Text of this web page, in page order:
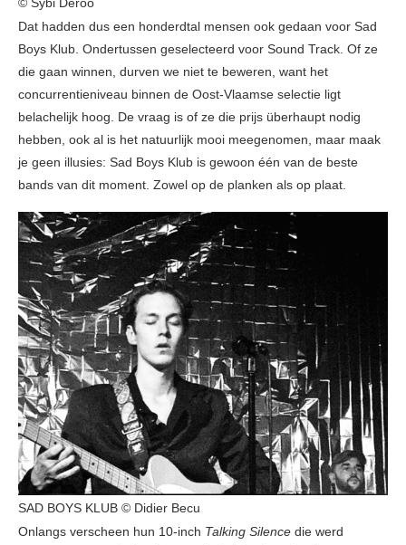
© Sybi Deroo
Dat hadden dus een honderdtal mensen ook gedaan voor Sad
Boys Klub. Ondertussen geselecteerd voor Sound Track. Of ze
die gaan winnen, durven we niet te beweren, want het
concurrentieniveau binnen de Oost-Vlaamse selectie ligt
belachelijk hoog. De vraag is of ze die prijs überhaupt nodig
hebben, ook al is het natuurlijk mooi meegenomen, maar maak
je geen illusies: Sad Boys Klub is gewoon één van de beste
bands van dit moment. Zowel op de planken als op plaat.
SAD BOYS KLUB © Didier Becu
Onlangs verscheen hun 10-inch Talking Silence die werd